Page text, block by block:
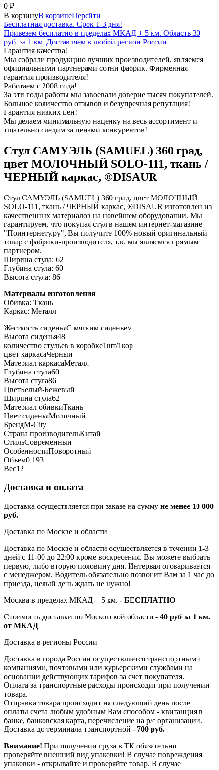
0 ₽
В корзинуВ корзинеПерейти
Бесплатная доставка. Срок 1-3 дня!
Привезем бесплатно в пределах МКАД + 5 км. Область 30
руб. за 1 км. Доставляем в любой регион России.
Гарантия качества!
Мы собрали продукцию лучших производителей, являемся
официальными партнерами сотни фабрик. Фирменная
гарантия производителя!
Работаем с 2008 года!
За эти годы работы мы завоевали доверие тысяч покупателей.
Большое количество отзывов и безупречная репутация!
Гарантия низких цен!
Мы делаем минимальную наценку на весь ассортимент и
тщательно следим за ценами конкурентов!
Стул САМУЭЛЬ (SAMUEL) 360 град,
цвет МОЛОЧНЫЙ SOLO-111, ткань /
ЧЕРНЫЙ каркас, ®DISAUR
Стул САМУЭЛЬ (SAMUEL) 360 град, цвет МОЛОЧНЫЙ
SOLO-111, ткань / ЧЕРНЫЙ каркас, ®DISAUR изготовлен из
качественных материалов на новейшем оборудовании. Мы
гарантируем, что покупая стул в нашем интернет-магазине
"Поинтернету.ру", Вы получите 100% новый оригинальный
товар с фабрики-производителя, т.к. мы являемся прямым
партнером.
Ширина стула: 62
Глубина стула: 60
Высота стула: 86
Материалы изготовления
Обивка: Ткань
Каркас: Металл
Жесткость сиденьяС мягким сиденьем
Высота сиденья48
количество стульев в коробке1шт/1кор
цвет каркасаЧёрный
Материал каркасаМеталл
Глубина стула60
Высота стула86
ЦветБелый-Бежевый
Ширина стула62
Материал обивкиТкань
Цвет сиденьяМолочный
БрендМ-City
Страна производительКитай
СтильСовременный
ОсобенностиПоворотный
Объем0,193
Вес12
Доставка и оплата
Доставка осуществляется при заказе на сумму не менее 10 000
руб.
Доставка по Москве и области
Доставка по Москве и области осуществляется в течении 1-3
дней с 11-00 до 22:00 кроме воскресения. Вы можете выбрать
первую, либо вторую половину дня. Интервал оговаривается
с менеджером. Водитель обязательно позвонит Вам за 1 час до
приезда, целый день ждать не нужно!
Москва в пределах МКАД + 5 км. - БЕСПЛАТНО
Стоимость доставки по Московской области - 40 руб за 1 км.
от МКАД
Доставка в регионы России
Доставка в города России осуществляется транспортными
компаниями, почтовыми или курьерскими службами на
основании действующих тарифов за счет покупателя.
Оплата за транспортные расходы происходит при получении
товара.
Отправка товара происходит на следующий день после
оплаты счета любым удобным Вам способом - квитанция в
банке, банковская карта, перечисление на р/с организации.
Доставка до терминала транспортной - 700 руб.
Внимание! При получении груза в ТК обязательно
проверяйте внешний вид упаковки! В случае повреждения
упаковки - открывайте и проверяйте товар. В случае